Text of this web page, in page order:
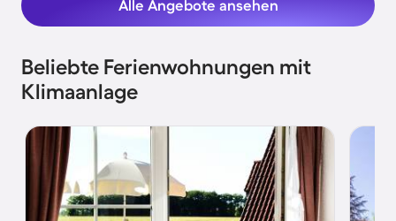
Alle Angebote ansehen
Beliebte Ferienwohnungen mit
Klimaanlage